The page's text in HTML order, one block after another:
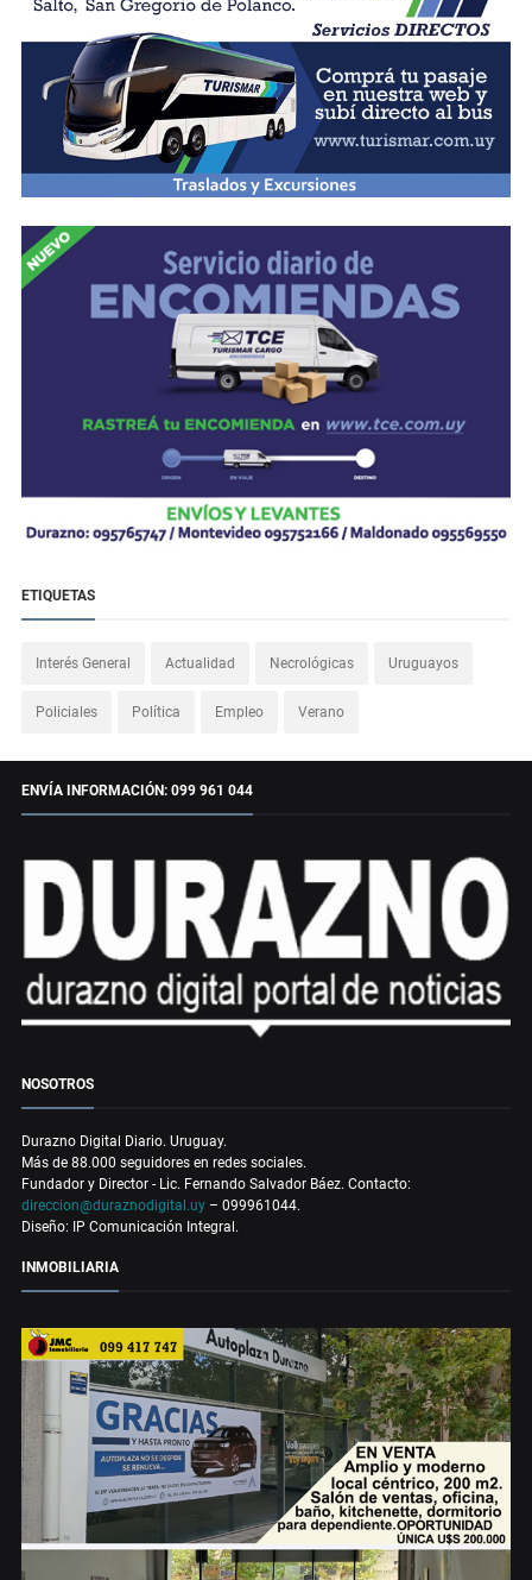
ETIQUETAS
Interés General Actualidad Necrológicas Uruguayos
Policiales Política Empleo Verano
ENVÍA INFORMACIÓN: 099 961 044
NOSOTROS
Durazno Digital Diario. Uruguay.
Más de 88.000 seguidores en redes sociales.
Fundador y Director - Lic. Fernando Salvador Báez. Contacto:
direccion@duraznodigital.uy – 099961044.
Diseño: IP Comunicación Integral.
INMOBILIARIA